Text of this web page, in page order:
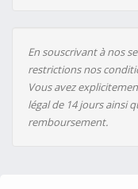
En souscrivant à nos
restrictions nos
Vous avez
légal de 14 jours ainsi
remboursement.